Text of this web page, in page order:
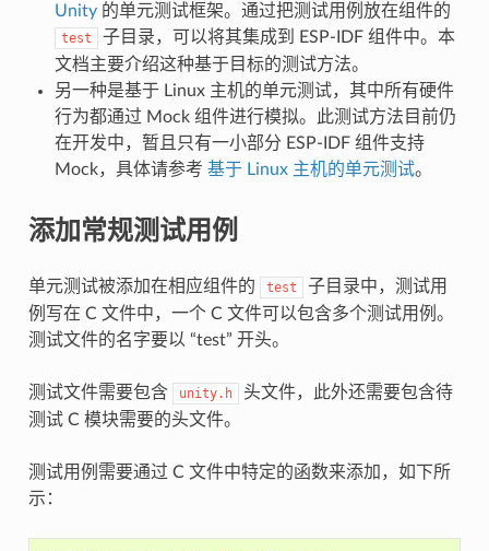
Unity的单元测试框架。通过把测试用例放在组件的
test
子目录，可以将其集成到 ESP-IDF 组件中。本
文档主要介绍这种基于目标的测试方法。
另一种是基于 Linux 主机的单元测试，其中所有硬件
行为都通过 Mock 组件进行模拟。此测试方法目前仍
在开发中，暂且只有一小部分 ESP-IDF 组件支持
Mock，具体请参考 基于 Linux 主机的单元测试。
添加常规测试用例
单元测试被添加在相应组件的 test
子目录中，测试用
例写在 C 文件中，一个 C 文件可以包含多个测试用例。
测试文件的名字要以 “test” 开头。
测试文件需要包含 unity.h
头文件，此外还需要包含待
测试 C 模块需要的头文件。
测试用例需要通过 C 文件中特定的函数来添加，如下所
示：